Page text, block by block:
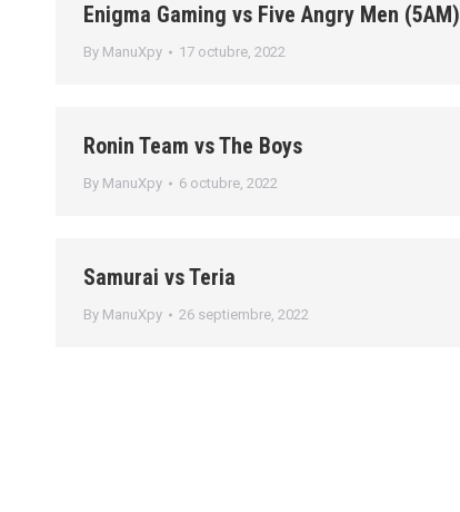
Enigma Gaming vs Five Angry Men (5AM)
By ManuXpy 17 octubre, 2022
Ronin Team vs The Boys
By ManuXpy 6 octubre, 2022
Samurai vs Teria
By ManuXpy 26 septiembre, 2022